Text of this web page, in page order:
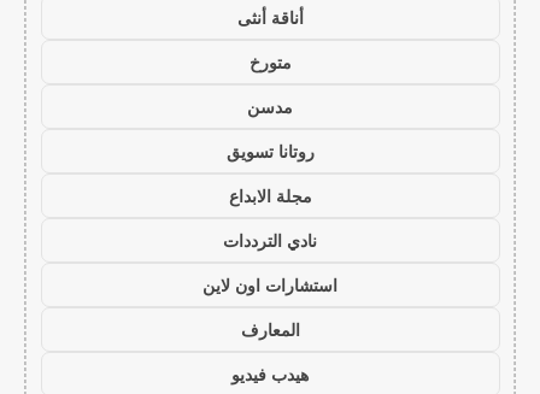
أناقة أنثى
متورخ
مدسن
روتانا تسويق
مجلة الابداع
نادي الترددات
استشارات اون لاين
المعارف
هيدب فيديو